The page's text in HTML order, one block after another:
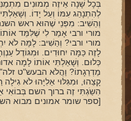
בְּכָל שָׁנָה אֵיזֶה מְמוּנִים
לְהִתְנָהֵג עִמּוֹ וְעַל יָדוֹ.
וְהֵשִׁיב: מִפְּנֵי שֶׁהוּא ראש
מורי ורבי אָמַר לִי שֶׁלִּמֵּד אוֹתוֹ
מורי ורבי? וְהֵשִׁיב: לָמָּה לֹא
לָזֶה כַּמָּה יִחוּדִים. וּמִגּוֹדֶל
כְּלוּם. וְשָׁאַלְתִּי אוֹתוֹ לָמָה
מַדְרֵגָתוֹ? וַהֲלֹא הבעש"ט
קָצֵהוּ, וּמִגִּלּוּי אֵלִיָּהוּ לֹא
הִשַֹגְתִּי זֶה ברוך השם בְּבוֹאִי
[ספר שומר אמונים מבוא